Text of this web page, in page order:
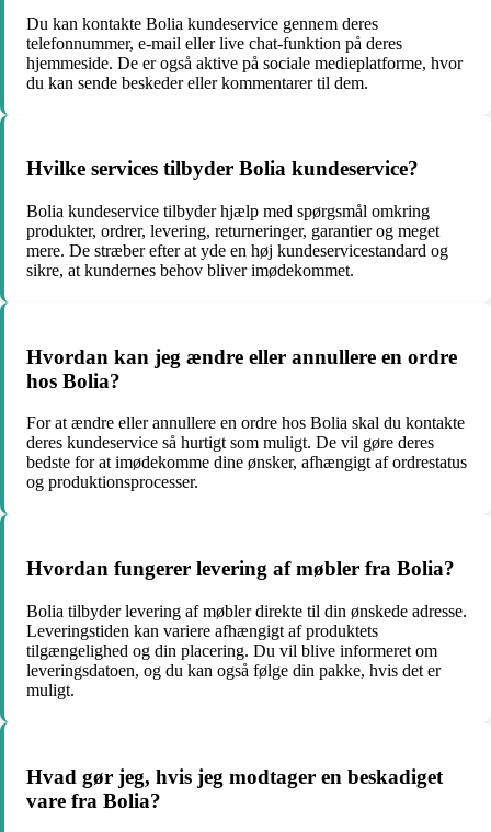
Du kan kontakte Bolia kundeservice gennem deres
telefonnummer, e-mail eller live chat-funktion på deres
hjemmeside. De er også aktive på sociale medieplatforme, hvor
du kan sende beskeder eller kommentarer til dem.
Hvilke services tilbyder Bolia kundeservice?
Bolia kundeservice tilbyder hjælp med spørgsmål omkring
produkter, ordrer, levering, returneringer, garantier og meget
mere. De stræber efter at yde en høj kundeservicestandard og
sikre, at kundernes behov bliver imødekommet.
Hvordan kan jeg ændre eller annullere en ordre
hos Bolia?
For at ændre eller annullere en ordre hos Bolia skal du kontakte
deres kundeservice så hurtigt som muligt. De vil gøre deres
bedste for at imødekomme dine ønsker, afhængigt af ordrestatus
og produktionsprocesser.
Hvordan fungerer levering af møbler fra Bolia?
Bolia tilbyder levering af møbler direkte til din ønskede adresse.
Leveringstiden kan variere afhængigt af produktets
tilgængelighed og din placering. Du vil blive informeret om
leveringsdatoen, og du kan også følge din pakke, hvis det er
muligt.
Hvad gør jeg, hvis jeg modtager en beskadiget
vare fra Bolia?